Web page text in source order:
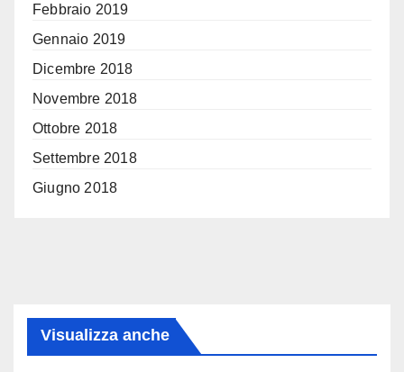
Febbraio 2019
Gennaio 2019
Dicembre 2018
Novembre 2018
Ottobre 2018
Settembre 2018
Giugno 2018
Visualizza anche